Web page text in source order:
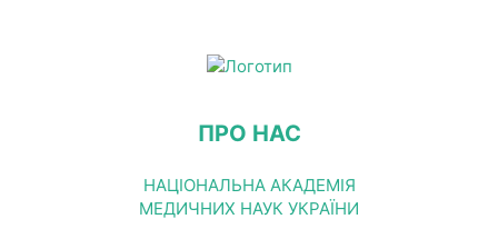
ПРО НАС
НАЦІОНАЛЬНА АКАДЕМІЯ
МЕДИЧНИХ НАУК УКРАЇНИ